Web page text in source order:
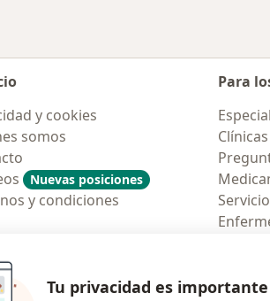
y cookies
somos
Nuevas posiciones
y condiciones
Para
Clínicas
Tu privacidad es importante